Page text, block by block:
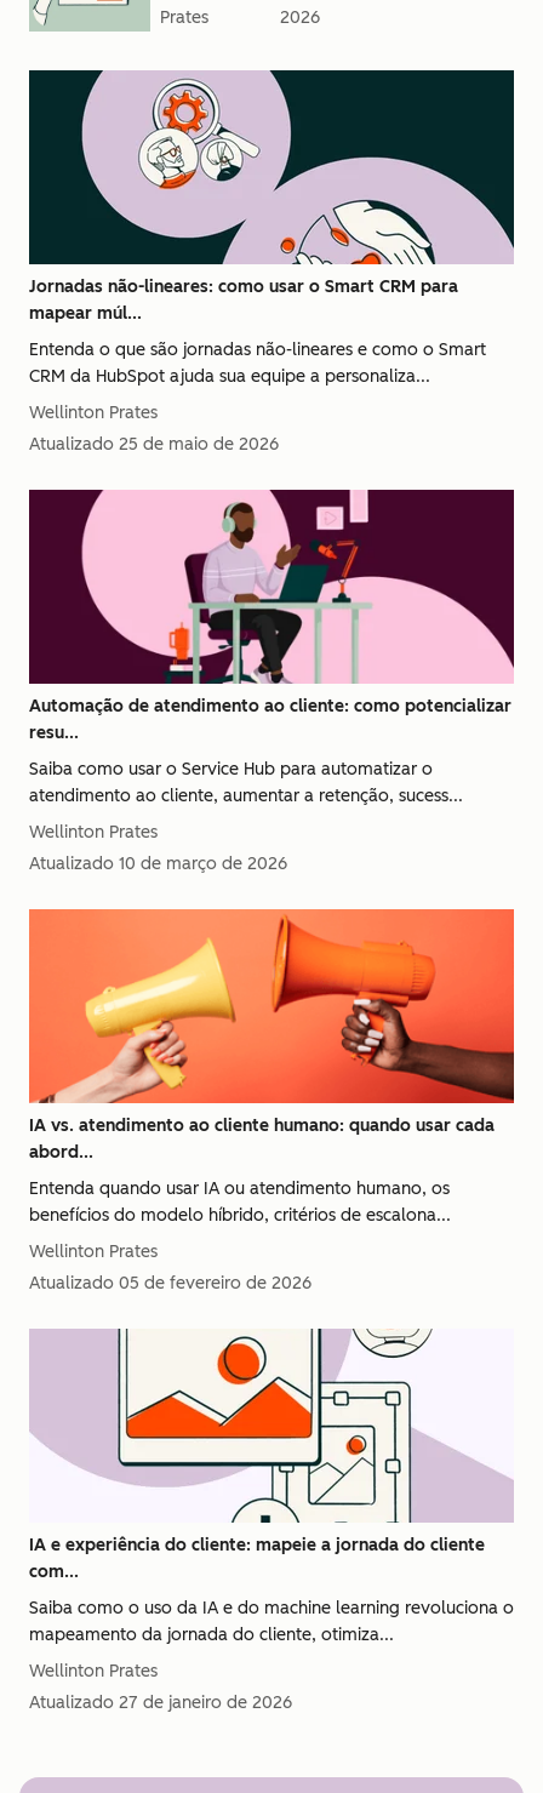
Prates
2026
Jornadas não-lineares: como usar o Smart CRM para
mapear múl...
Entenda o que são jornadas não-lineares e como o Smart
CRM da HubSpot ajuda sua equipe a personaliza...
Wellinton Prates
Atualizado 25 de maio de 2026
Automação de atendimento ao cliente: como potencializar
resu...
Saiba como usar o Service Hub para automatizar o
atendimento ao cliente, aumentar a retenção, sucess...
Wellinton Prates
Atualizado 10 de março de 2026
IA vs. atendimento ao cliente humano: quando usar cada
abord...
Entenda quando usar IA ou atendimento humano, os
benefícios do modelo híbrido, critérios de escalona...
Wellinton Prates
Atualizado 05 de fevereiro de 2026
IA e experiência do cliente: mapeie a jornada do cliente
com...
Saiba como o uso da IA e do machine learning revoluciona o
mapeamento da jornada do cliente, otimiza...
Wellinton Prates
Atualizado 27 de janeiro de 2026